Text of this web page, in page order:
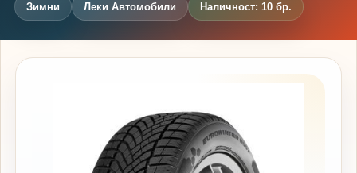
Зимни Леки Автомобили Наличност: 10 бр.